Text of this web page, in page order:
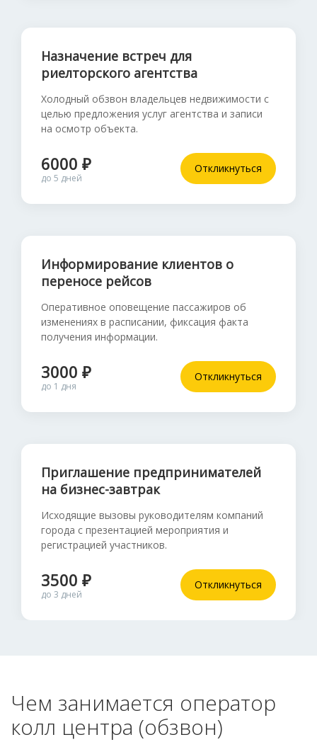
Назначение встреч для
риелторского агентства
Холодный обзвон владельцев недвижимости с
целью предложения услуг агентства и записи
на осмотр объекта.
6000 ₽
до 5 дней
Откликнуться
Информирование клиентов о
переносе рейсов
Оперативное оповещение пассажиров об
изменениях в расписании, фиксация факта
получения информации.
3000 ₽
до 1 дня
Откликнуться
Приглашение предпринимателей
на бизнес-завтрак
Исходящие вызовы руководителям компаний
города с презентацией мероприятия и
регистрацией участников.
3500 ₽
до 3 дней
Откликнуться
Чем занимается оператор
колл центра (обзвон)